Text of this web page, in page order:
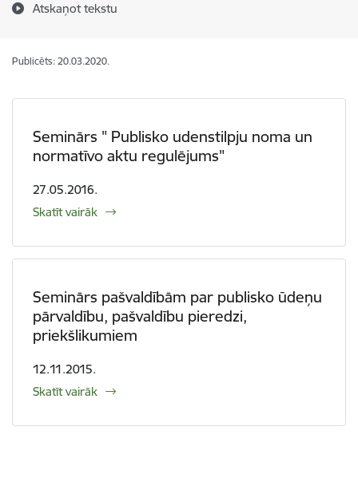
Atskaņot tekstu
Publicēts: 20.03.2020.
Seminārs " Publisko udenstilpju noma un
normatīvo aktu regulējums"
27.05.2016.
Skatīt vairāk
Seminārs pašvaldībām par publisko ūdeņu
pārvaldību, pašvaldību pieredzi,
priekšlikumiem
12.11.2015.
Skatīt vairāk